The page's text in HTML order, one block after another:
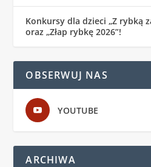
Konkursy dla dzieci „Z rybką
oraz „Złap rybkę 2026”!
OBSERWUJ NAS
YOUTUBE
ARCHIWA